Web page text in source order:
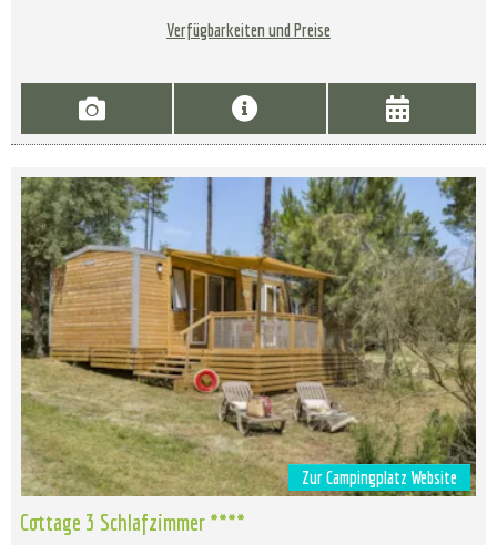
Verfügbarkeiten und Preise
Zur Campingplatz Website
Cottage 3 Schlafzimmer ****